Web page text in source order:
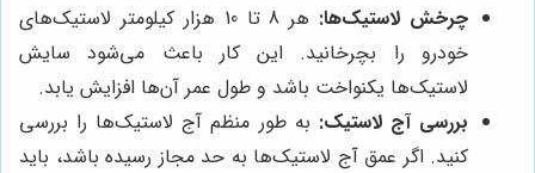
چرخش لاستیک‌ها:
هر 8 تا 10 هزار کیلومتر لاستیک‌های
خودرو را بچرخانید. این کار باعث می‌شود سایش
لاستیک‌ها یکنواخت باشد و طول عمر آن‌ها افزایش یابد.
بررسی آج لاستیک: به طور منظم آج لاستیک‌ها را بررسی
کنید. اگر عمق آج لاستیک‌ها به حد مجاز رسیده باشد، باید